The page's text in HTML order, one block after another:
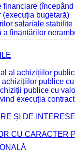
financiare
(execuția bugetară)
salariale
a finanțărilor
al achizițiilor
publice
publice cu
execuția
ȘI DE INTERESE
CU CARACTER